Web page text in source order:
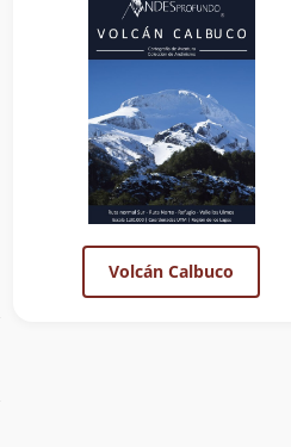
Volcán Calbuco